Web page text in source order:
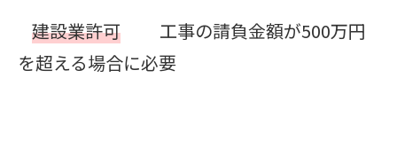
建設業許可 工事の請負金額が500万円
を超える場合に必要